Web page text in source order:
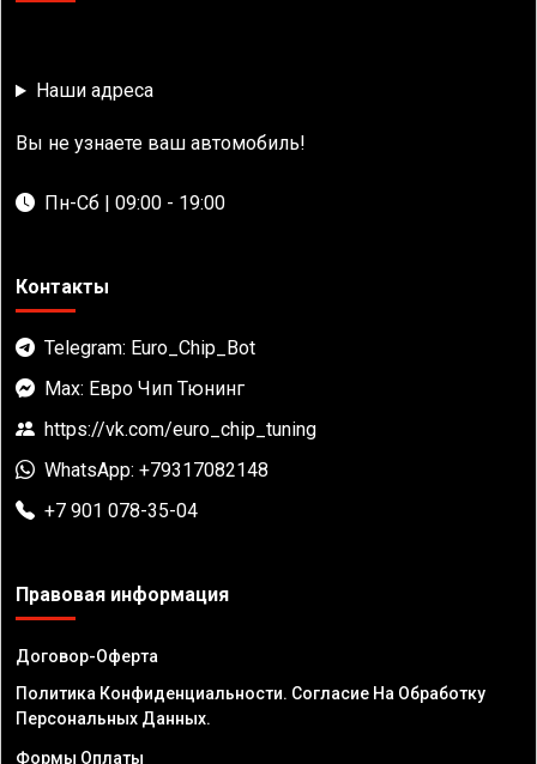
Наши адреса
Вы не узнаете ваш автомобиль!
Пн-Сб | 09:00 - 19:00
Контакты
Telegram: Euro_Chip_Bot
Max: Евро Чип Тюнинг
https://vk.com/euro_chip_tuning
WhatsApp: +79317082148
+7 901 078-35-04
Правовая информация
Договор-Оферта
Политика Конфиденциальности. Согласие На Обработку
Персональных Данных.
Формы Оплаты